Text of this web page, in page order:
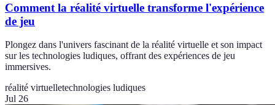
Comment la réalité virtuelle transforme l'expérience
de jeu
Plongez dans l'univers fascinant de la réalité virtuelle et son impact
sur les technologies ludiques, offrant des expériences de jeu
immersives.
réalité virtuelletechnologies ludiques
Jul 26